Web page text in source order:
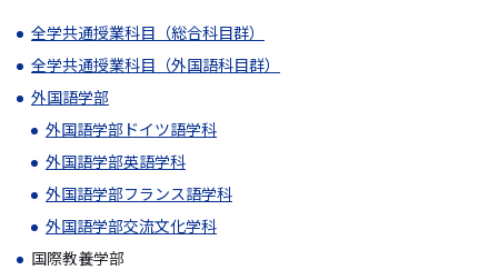
全学共通授業科目（総合科目群）
全学共通授業科目（外国語科目群）
外国語学部
外国語学部ドイツ語学科
外国語学部英語学科
外国語学部フランス語学科
外国語学部交流文化学科
国際教養学部